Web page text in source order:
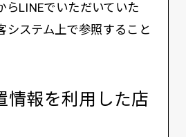
らLINEでいただいていた
システム上で参照すること
情報を利用した店